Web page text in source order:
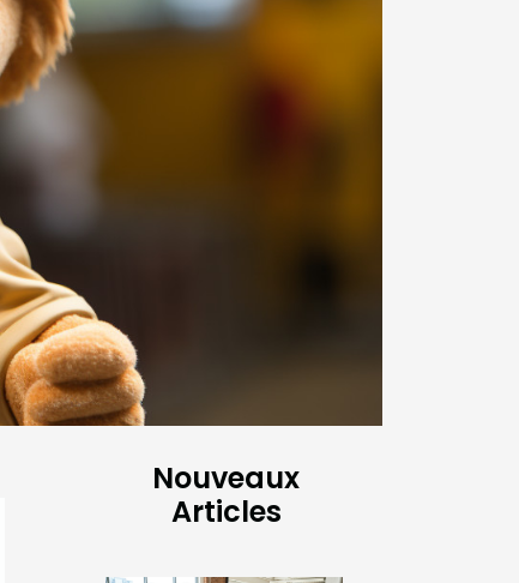
Nouveaux
Articles